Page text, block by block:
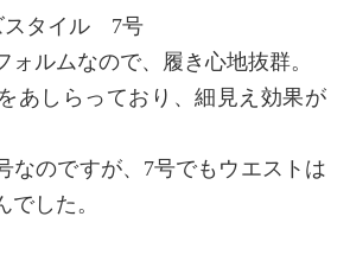
スタイル 7号
ォルムなので、履き心地抜群。
あしらっており、細見え効果が
なのですが、7号でもウエストは
でした。